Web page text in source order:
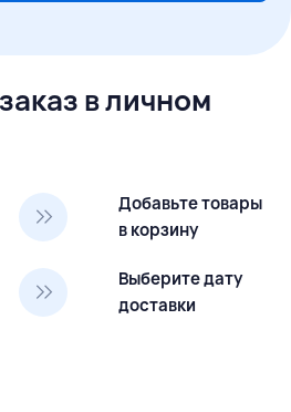
в личном
Добавьте товары
в корзину
Выберите дату
доставки